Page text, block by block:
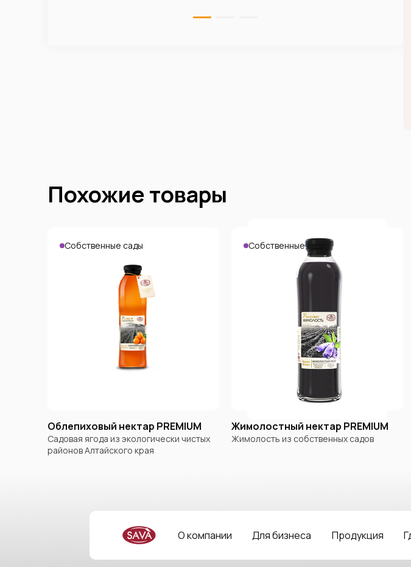
Похожие товары
Собственные сады
Облепиховый нектар PREMIUM
Садовая ягода из экологически чистых
районов Алтайского края
Собственные сады
Жимолостный нектар PREMIUM
Жимолость из собственных садов
О компании Для бизнеса Продукция